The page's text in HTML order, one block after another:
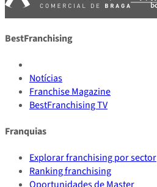
BestFranchising
Notícias
Franchise Magazine
BestFranchising TV
Franquias
Explorar franchising por sector
Ranking franchising